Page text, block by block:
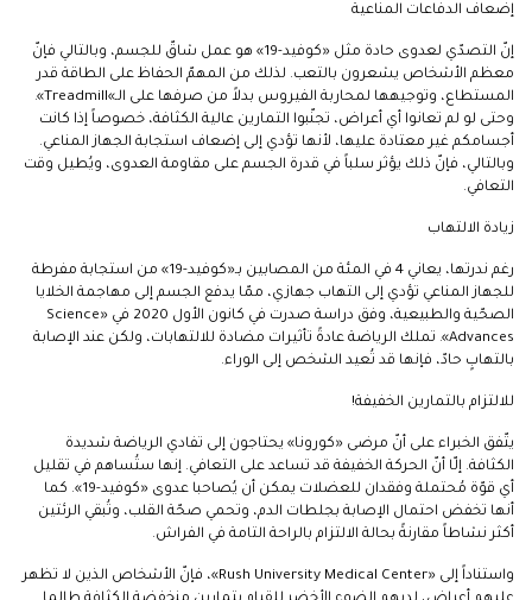
إضعاف الدفاعات المناعية
إنّ التصدّي لعدوى حادة مثل «كوفيد-19» هو عمل شاقّ للجسم، وبالتالي فإنّ
معظم الأشخاص يشعرون بالتعب. لذلك من المهمّ الحفاظ على الطاقة قدر
المستطاع، وتوجيهها لمحاربة الفيروس بدلاً من صرفها على الـ»Treadmill».
وحتى لو لم تعانوا أي أعراض، تجنّبوا التمارين عالية الكثافة، خصوصاً إذا كانت
أجسامكم غير معتادة عليها، لأنها تؤدي إلى إضعاف استجابة الجهاز المناعي.
وبالتالي، فإنّ ذلك يؤثر سلباً في قدرة الجسم على مقاومة العدوى، ويُطيل وقت
التعافي.
زيادة الالتهاب
رغم ندرتها، يعاني 4 في المئة من المصابين بـ«كوفيد-19» من استجابة مفرطة
للجهاز المناعي تؤدي إلى التهاب جهازي، ممّا يدفع الجسم إلى مهاجمة الخلايا
الصحّية والطبيعية، وفق دراسة صدرت في كانون الأول 2020 في «Science
Advances». تملك الرياضة عادةً تأثيرات مضادة للالتهابات، ولكن عند الإصابة
بالتهابٍ حادّ، فإنها قد تُعيد الشخص إلى الوراء.
للالتزام بالتمارين الخفيفة!
يتّفق الخبراء على أنّ مرضى «كورونا» يحتاجون إلى تفادي الرياضة شديدة
الكثافة. إلّا أنّ الحركة الخفيفة قد تساعد على التعافي. إنها ستُساهم في تقليل
أي قوّة مُحتملة وفقدان للعضلات يمكن أن يُصاحبا عدوى «كوفيد-19». كما
أنها تخفض احتمال الإصابة بجلطات الدم، وتحمي صحّة القلب، وتُبقي الرئتين
أكثر نشاطاً مقارنةً بحالة الالتزام بالراحة التامة في الفراش.
واستناداً إلى «Rush University Medical Center»، فإنّ الأشخاص الذين لا تظهر